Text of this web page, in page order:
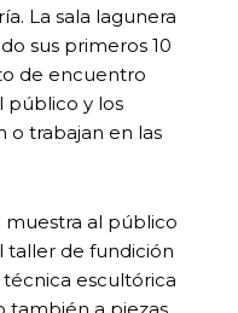
La sala lagunera
sus primeros 10
de encuentro
público y los
o trabajan en las
muestra al público
taller de fundición
escultórica